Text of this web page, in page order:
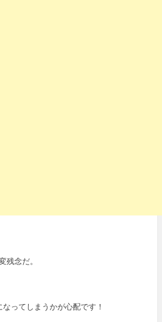
残念だ。
なってしまうかが心配です！